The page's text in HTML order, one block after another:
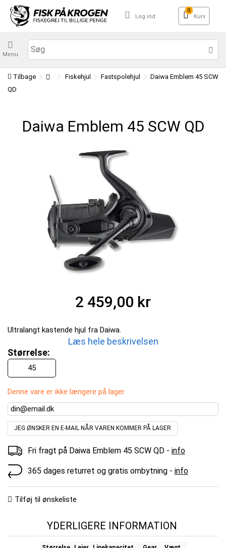
Log ind
0
Kurv
Menu
Tilbage Fiskehjul Fastspolehjul
Daiwa Emblem 45 SCW
QD
Daiwa Emblem 45 SCW QD
2 459,00 kr
Ultralangt kastende hjul fra Daiwa.
Læs hele beskrivelsen
Størrelse:
45
Denne vare er ikke længere på lager
JEG ØNSKER EN E-MAIL NÅR VAREN KOMMER PÅ LAGER
Fri fragt på Daiwa Emblem 45 SCW QD - info
365 dages returret og gratis ombytning - info
Tilføj til ønskeliste
YDERLIGERE INFORMATION